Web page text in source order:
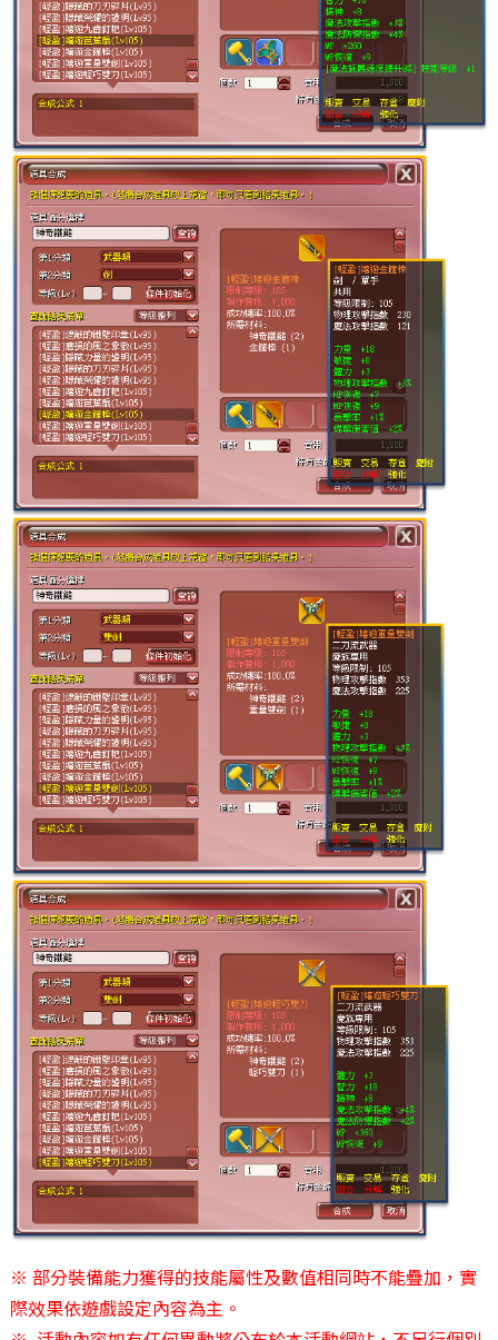
※ 部分裝備能力獲得的技能屬性及數值相同時不能疊加，實
際效果依遊戲設定內容為主。